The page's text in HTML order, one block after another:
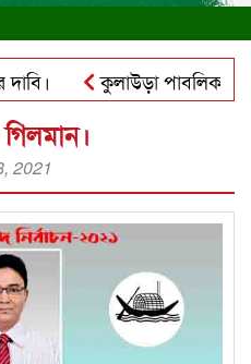
কুলাউড়া পাবলিক
গিলমান।
2021